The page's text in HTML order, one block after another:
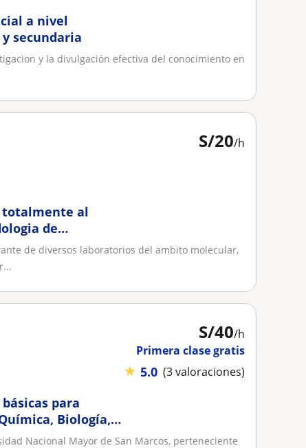
a nivel
secundaria
y la divulgación efectiva del conocimiento en
S/20/h
totalmente al
de
conocimiento al
el
de diversos laboratorios del ambito molecular,
S/40/h
Primera clase gratis
★ 5.0 (3 valoraciones)
para
Biología,
Nacional Mayor de San Marcos, perteneciente